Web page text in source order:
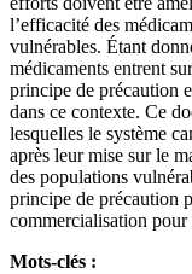
l’efficacité des
vulnérables. Étant
médicaments entrent
principe de précaution
dans ce contexte. Ce
lesquelles le système
après leur mise sur le
des populations
principe de précaution
commercialisation
Mots-clés :